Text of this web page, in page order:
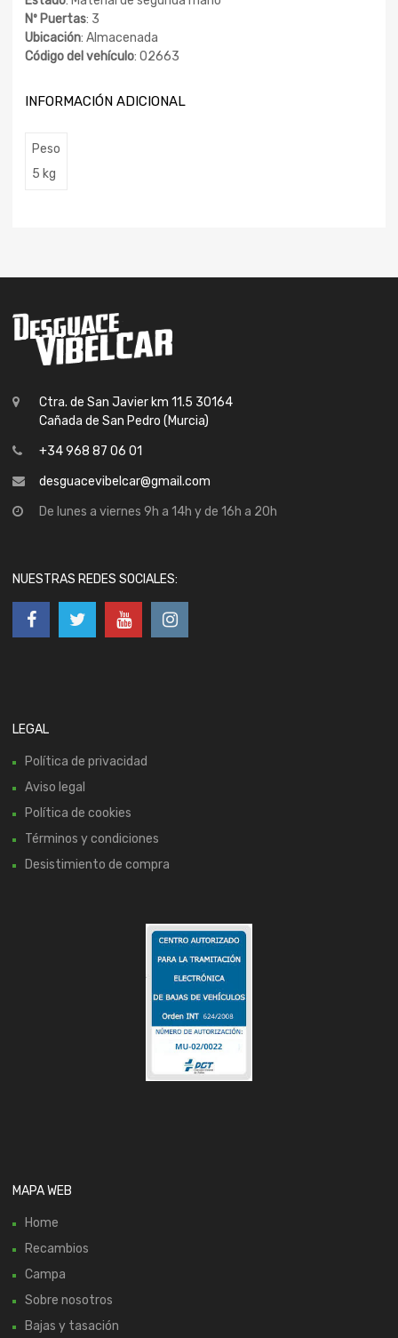
Nº Puertas: 3
Ubicación: Almacenada
Código del vehículo: 02663
INFORMACIÓN ADICIONAL
Peso
5 kg
Ctra. de San Javier km 11.5 30164
Cañada de San Pedro (Murcia)
+34 968 87 06 01
desguacevibelcar@gmail.com
De lunes a viernes 9h a 14h y de 16h a 20h
NUESTRAS REDES SOCIALES:
LEGAL
Política de privacidad
Aviso legal
Política de cookies
Términos y condiciones
Desistimiento de compra
MAPA WEB
Home
Recambios
Campa
Sobre nosotros
Bajas y tasación